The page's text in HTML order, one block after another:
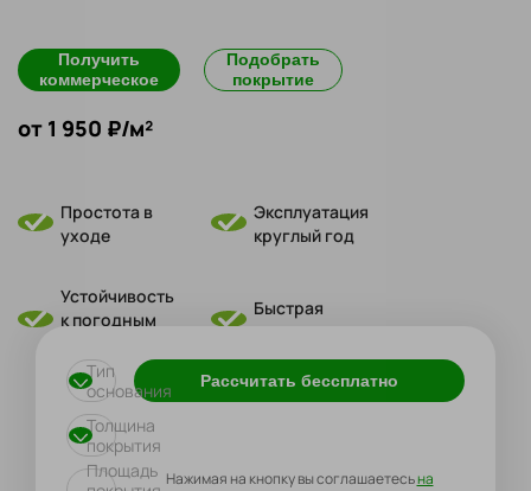
Получить
коммерческое
Подобрать
покрытие
от 1 950 ₽/м²
Простота в
уходе
Эксплуатация
круглый год
Устойчивость
к погодным
Быстрая
Тип
основания
Толщина
покрытия
Площадь
Рассчитать бессплатно
Нажимая на кнопку вы соглашаетесьна